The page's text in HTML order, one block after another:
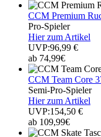
CCM Premium
Pro-Spieler
Hier zum Artikel
UVP:96,99 €
ab 74,99€
CCM Team Core
Semi-Pro-Spieler
Hier zum Artikel
UVP:154,50 €
ab 109,99€